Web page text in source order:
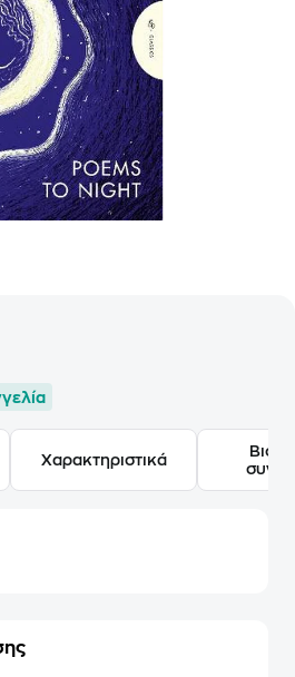
Χαρακτηριστικά